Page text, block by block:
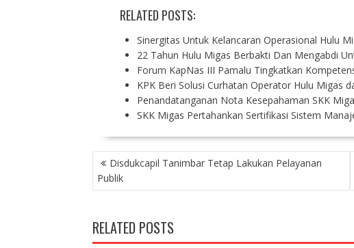
RELATED POSTS:
Sinergitas Untuk Kelancaran Operasional Hulu
22 Tahun Hulu Migas Berbakti Dan Mengabdi
Forum KapNas III Pamalu Tingkatkan
KPK Beri Solusi Curhatan Operator Hulu Migas
Penandatanganan Nota Kesepahaman SKK
SKK Migas Pertahankan Sertifikasi Sistem
P
O
S
N
A
Disdukcapil Tanimbar Tetap Lakukan Pelayanan
Publik
RELATED POSTS